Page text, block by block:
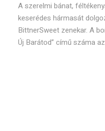
A szerelmi bánat,
keserédes hármasát
BittnerSweet zenekar. A
Új Barátod” című száma